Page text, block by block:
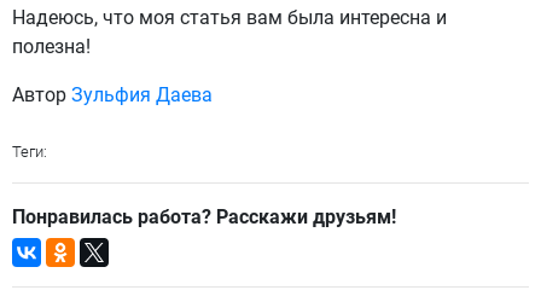
Надеюсь, что моя статья вам была интересна и
полезна!
Автор Зульфия Даева
Теги:
Понравилась работа? Расскажи друзьям!